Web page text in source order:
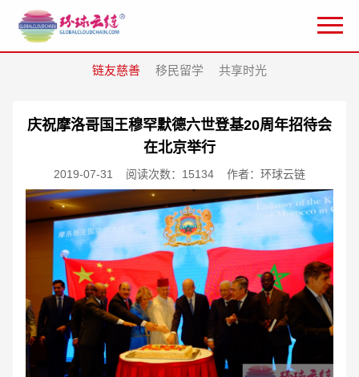
链友慈善 移民留学 共享时光
庆祝摩洛哥国王穆罕默德六世登基20周年招待会
在北京举行
2019-07-31 阅读次数：15134 作者：环球云链